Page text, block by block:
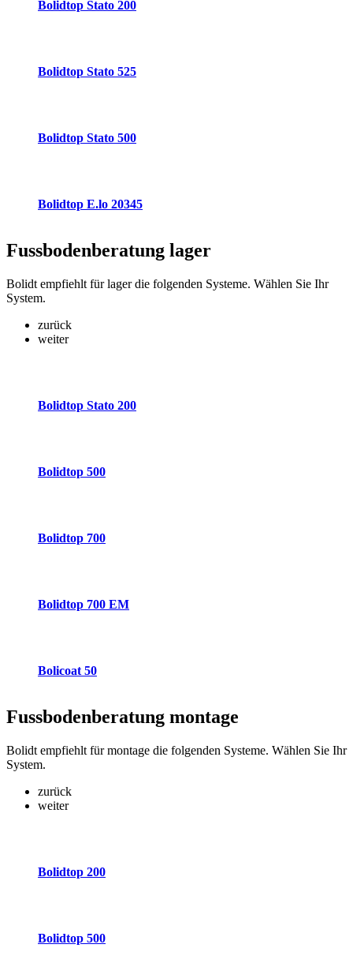
Bolidtop Stato 200
Bolidtop Stato 525
Bolidtop Stato 500
Bolidtop E.lo 20345
Fussbodenberatung lager
Bolidt empfiehlt für lager die folgenden Systeme. Wählen Sie Ihr
System.
zurück
weiter
Bolidtop Stato 200
Bolidtop 500
Bolidtop 700
Bolidtop 700 EM
Bolicoat 50
Fussbodenberatung montage
Bolidt empfiehlt für montage die folgenden Systeme. Wählen Sie Ihr
System.
zurück
weiter
Bolidtop 200
Bolidtop 500